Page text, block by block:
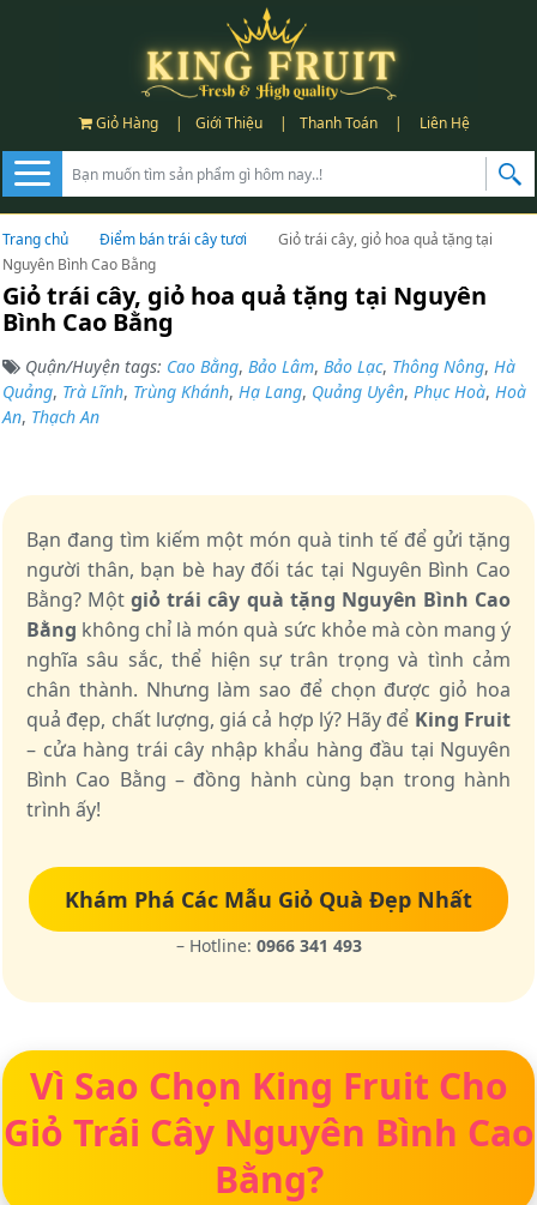
Giỏ Hàng | Giới Thiệu | Thanh Toán | Liên Hệ
Trang chủ Điểm bán trái cây tươi
Giỏ trái cây, giỏ hoa quả tặng tại
Nguyên Bình Cao Bằng
Giỏ trái cây, giỏ hoa quả tặng tại Nguyên
Bình Cao Bằng
Quận/Huyện tags: Cao Bằng, Bảo Lâm, Bảo Lạc, Thông Nông, Hà
Quảng, Trà Lĩnh, Trùng Khánh, Hạ Lang, Quảng Uyên, Phục Hoà, Hoà
An, Thạch An
Bạn đang tìm kiếm một món quà tinh tế để gửi tặng
người thân, bạn bè hay đối tác tại Nguyên Bình Cao
Bằng? Mộtgiỏ trái cây quà tặng Nguyên Bình Cao
Bằng không chỉ là món quà sức khỏe mà còn mang ý
nghĩa sâu sắc, thể hiện sự trân trọng và tình cảm
chân thành. Nhưng làm sao để chọn được giỏ hoa
quả đẹp, chất lượng, giá cả hợp lý? Hãy để King Fruit
– cửa hàng trái cây nhập khẩu hàng đầu tại Nguyên
Bình Cao Bằng – đồng hành cùng bạn trong hành
trình ấy!
Khám Phá Các Mẫu Giỏ Quà Đẹp Nhất
– Hotline: 0966 341 493
Vì Sao Chọn King Fruit Cho
Giỏ Trái Cây Nguyên Bình Cao
Bằng?